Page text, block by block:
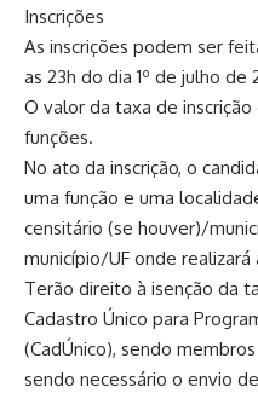
Inscrições
As inscrições podem ser
as 23h do dia 1º de julho
O valor da taxa de
funções.
No ato da inscrição, o
uma função e uma
censitário (se houver)/
município/UF onde realizará
Terão direito à isenção da
Cadastro Único para
(CadÚnico), sendo
sendo necessário o envio